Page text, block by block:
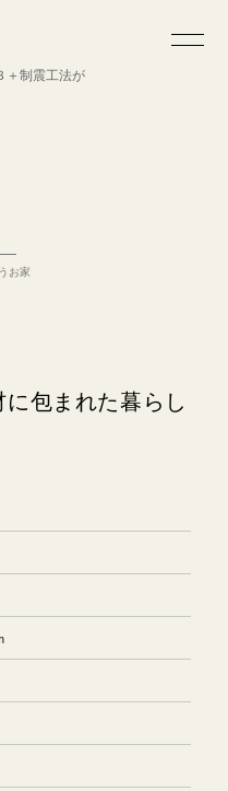
＋制震工法が
お家
包まれた暮らし